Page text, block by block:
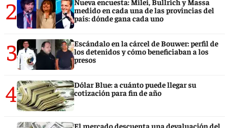
2
Nueva encuesta: Milei, Bullrich y Massa
medido en cada una de las provincias del
país: dónde gana cada uno
3
Escándalo en la cárcel de Bouwer: perfil de
los detenidos y cómo beneficiaban a los
presos
4
Dólar Blue: a cuánto puede llegar su
cotización para fin de año
El mercado descuenta una devaluación del